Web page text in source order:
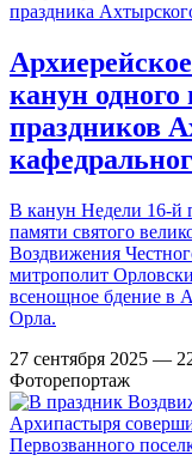
канун
праздников
В канун Недели 16-й
памяти святого
Воздвижения
митрополит
всенощное бдение в
Орла.
27 сентября 2025 —
Фоторепортаж